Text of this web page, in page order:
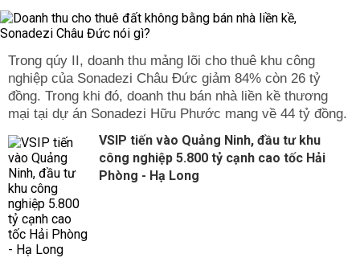
Trong qúy II, doanh thu mảng lõi cho thuê khu công
nghiệp của Sonadezi Châu Đức giảm 84% còn 26 tỷ
đồng. Trong khi đó, doanh thu bán nhà liền kề thương
mại tại dự án Sonadezi Hữu Phước mang về 44 tỷ đồng.
VSIP tiến vào Quảng Ninh, đầu tư khu
công nghiệp 5.800 tỷ cạnh cao tốc Hải
Phòng - Hạ Long